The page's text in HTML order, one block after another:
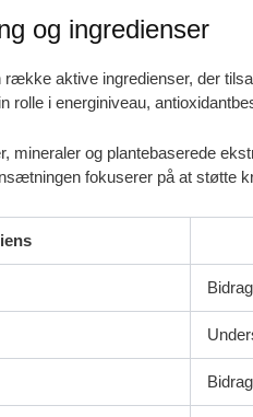
og ingredienser
aktive ingredienser, der
rolle i energiniveau,
mineraler og plantebaserede
fokuserer på at støtte